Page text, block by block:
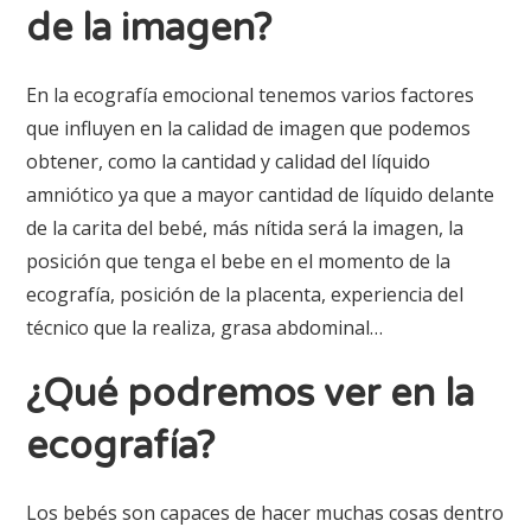
de la imagen?
En la ecografía emocional tenemos varios factores
que influyen en la calidad de imagen que podemos
obtener, como la cantidad y calidad del líquido
amniótico ya que a mayor cantidad de líquido delante
de la carita del bebé, más nítida será la imagen, la
posición que tenga el bebe en el momento de la
ecografía, posición de la placenta, experiencia del
técnico que la realiza, grasa abdominal…
¿Qué podremos ver en la
ecografía?
Los bebés son capaces de hacer muchas cosas dentro